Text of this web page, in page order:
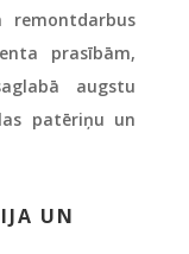
remontdarbus
prasībām,
augstu
patēriņu un
UN